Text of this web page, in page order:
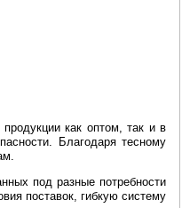
как оптом, так и в
Благодаря тесному
под разные потребности
поставок, гибкую систему